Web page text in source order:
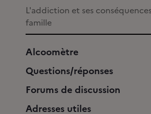
L'addiction et ses
famille
Alcoomètre
Questions/réponses
Forums de discussion
Adresses utiles